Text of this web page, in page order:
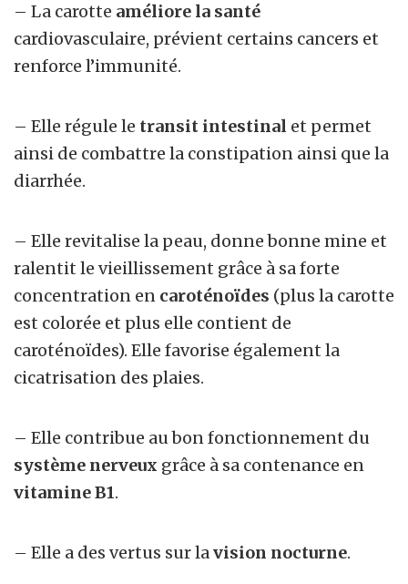
– La carotte améliore la santé
cardiovasculaire, prévient certains cancers et
renforce l’immunité.
– Elle régule le transit intestinal et permet
ainsi de combattre la constipation ainsi que la
diarrhée.
– Elle revitalise la peau, donne bonne mine et
ralentit le vieillissement grâce à sa forte
concentration en caroténoïdes (plus la carotte
est colorée et plus elle contient de
caroténoïdes). Elle favorise également la
cicatrisation des plaies.
– Elle contribue au bon fonctionnement du
système nerveux grâce à sa contenance en
vitamine B1.
– Elle a des vertus sur lavision nocturne.